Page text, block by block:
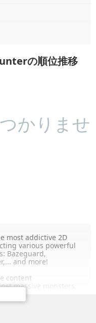
の順位推移
かりませ
most addictive 2D
various powerful
Bazeguard,
and more!
content
massive monsters,
heroic quests
dungeons! There